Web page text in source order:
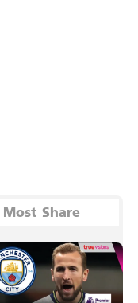
Most Share